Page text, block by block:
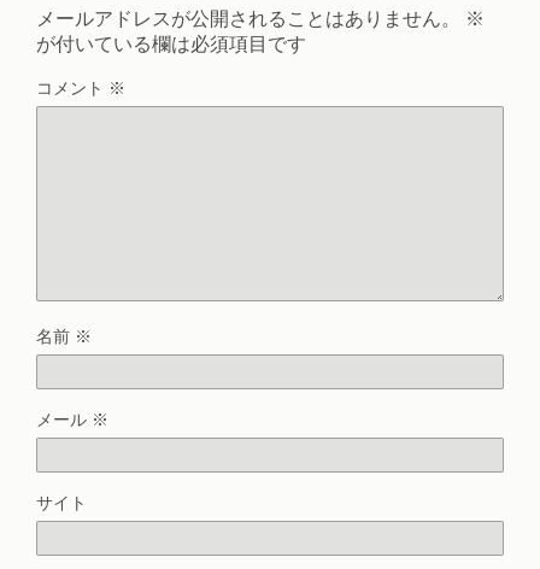
メールアドレスが公開されることはありません。
※
が付いている欄は必須項目です
コメント ※
名前 ※
メール ※
サイト